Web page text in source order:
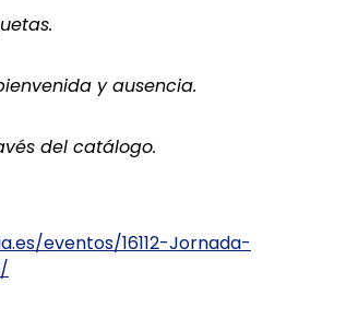
y ausencia.
del catálogo.
eventos/16112-Jornada-